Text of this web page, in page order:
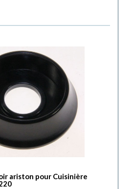
ariston pour Cuisinière